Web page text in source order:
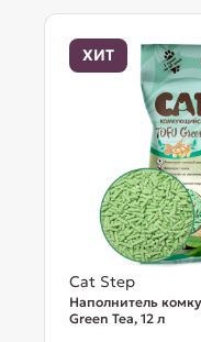
ХИТ
Cat Step
Наполнитель
Green Tea, 12 л